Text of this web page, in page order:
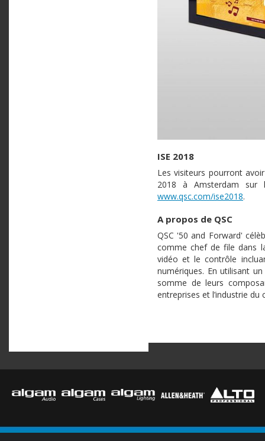
ISE 2018
Les visiteurs pourront
2018 à Amsterdam sur
www.qsc.com/ise2018.
A propos de QSC
QSC '50 and Forward'
comme chef de file dans
vidéo et le contrôle
numériques. En utilisant
somme de leurs
entreprises et l’industrie